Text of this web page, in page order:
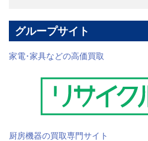
グループサイト
家電･家具などの高価買取
厨房機器の買取専門サイト